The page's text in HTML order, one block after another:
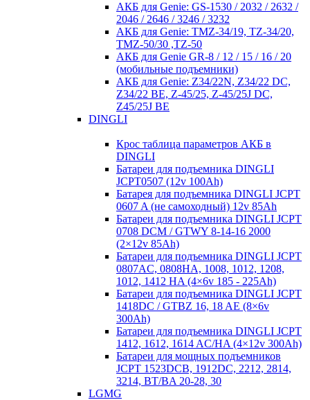
АКБ для Genie: GS-1530 / 2032 / 2632 /
2046 / 2646 / 3246 / 3232
АКБ для Genie: TMZ-34/19, TZ-34/20,
TMZ-50/30 ,TZ-50
АКБ для Genie GR-8 / 12 / 15 / 16 / 20
(мобильные подъемники)
АКБ для Genie: Z34/22N, Z34/22 DC,
Z34/22 BE, Z-45/25, Z-45/25J DC,
Z45/25J BE
DINGLI
Крос таблица параметров АКБ в
DINGLI
Батареи для подъемника DINGLI
JCPT0507 (12v 100Ah)
Батарея для подъемника DINGLI JCPT
0607 A (не самоходный) 12v 85Ah
Батареи для подъемника DINGLI JCPT
0708 DCM / GTWY 8-14-16 2000
(2×12v 85Ah)
Батареи для подъемника DINGLI JCPT
0807AC, 0808HA, 1008, 1012, 1208,
1012, 1412 HA (4×6v 185 - 225Ah)
Батареи для подъемника DINGLI JCPT
1418DC / GTBZ 16, 18 AE (8×6v
300Ah)
Батареи для подъемника DINGLI JCPT
1412, 1612, 1614 AC/HA (4×12v 300Ah)
Батареи для мощных подъемников
JCPT 1523DCB, 1912DC, 2212, 2814,
3214, BT/BA 20-28, 30
LGMG